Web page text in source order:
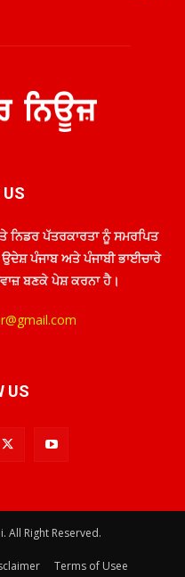
ਨਿਡਰ ਪੱਤਰਕਾਰਤਾ ਨੂੰ ਸਮਰਪਿਤ
ਪੰਜਾਬ ਅਤੇ ਪੰਜਾਬੀ ਭਾਈਚਾਰੇ
ਬਣਕੇ ਪੇਸ਼ ਕਰਨਾ ਹੈ।
US
All Right Reserved.
Terms of Usee